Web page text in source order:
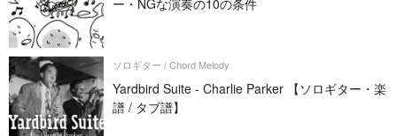
ー・NGな演奏の10の条件
ソロギター / Chord Melody
Yardbird Suite - Charlie Parker 【ソロギター・楽
譜 / タブ譜】